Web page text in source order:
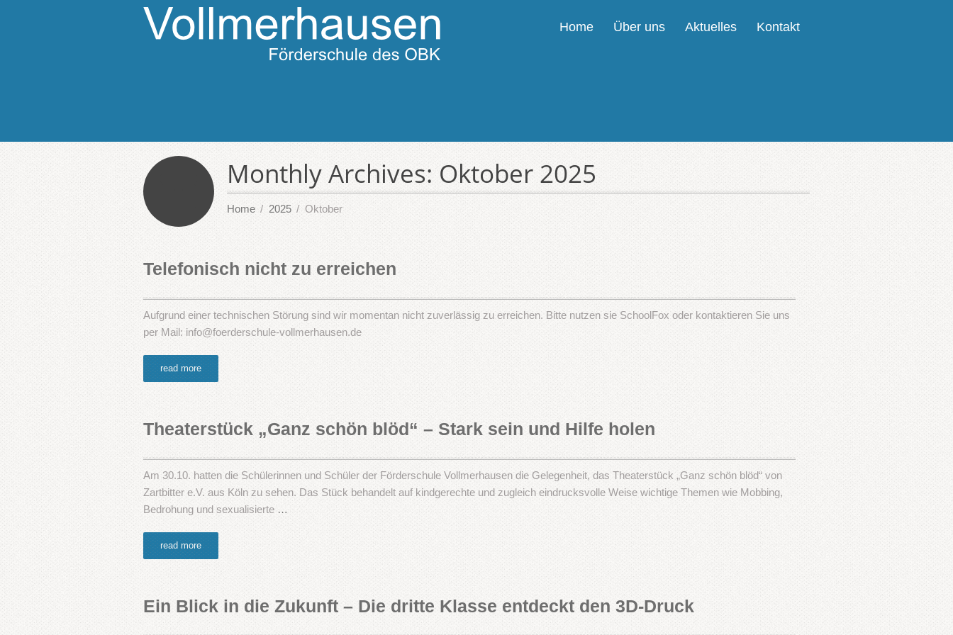
Home Über uns Aktuelles Kontakt
Monthly Archives:Oktober 2025
Home 2025 Oktober
Telefonisch nicht zu erreichen
Aufgrund einer technischen Störung sind wir momentan nicht zuverlässig zu erreichen. Bitte nutzen sie SchoolFox oder kontaktieren Sie uns
per Mail: info@foerderschule-vollmerhausen.de
read more
Theaterstück „Ganz schön blöd“ – Stark sein und Hilfe holen
Am 30.10. hatten die Schülerinnen und Schüler der Förderschule Vollmerhausen die Gelegenheit, das Theaterstück „Ganz schön blöd“ von
Zartbitter e.V. aus Köln zu sehen. Das Stück behandelt auf kindgerechte und zugleich eindrucksvolle Weise wichtige Themen wie Mobbing,
Bedrohung und sexualisierte …
read more
Ein Blick in die Zukunft – Die dritte Klasse entdeckt den 3D-Druck